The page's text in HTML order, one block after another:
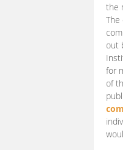
the
The
out
for
of